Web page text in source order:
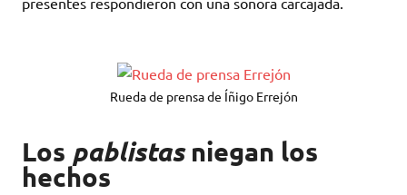
Rueda de prensa de Íñigo Errejón
Los pablistasniegan los
hechos